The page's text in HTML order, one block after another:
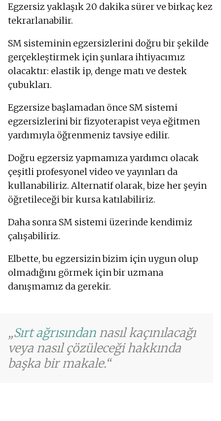
Egzersiz yaklaşık 20 dakika sürer ve birkaç kez
tekrarlanabilir.
SM sisteminin egzersizlerini doğru bir şekilde
gerçekleştirmek için şunlara ihtiyacımız
olacaktır: elastik ip, denge matı ve destek
çubukları.
Egzersize başlamadan önce SM sistemi
egzersizlerini bir fizyoterapist veya eğitmen
yardımıyla öğrenmeniz tavsiye edilir.
Doğru egzersiz yapmamıza yardımcı olacak
çeşitli profesyonel video ve yayınları da
kullanabiliriz. Alternatif olarak, bize her şeyin
öğretileceği bir kursa katılabiliriz.
Daha sonra SM sistemi üzerinde kendimiz
çalışabiliriz.
Elbette, bu egzersizin bizim için uygun olup
olmadığını görmek için bir uzmana
danışmamız da gerekir.
Sırt ağrısından nasıl kaçınılacağı
veya nasıl çözüleceği hakkında
başka bir makale.